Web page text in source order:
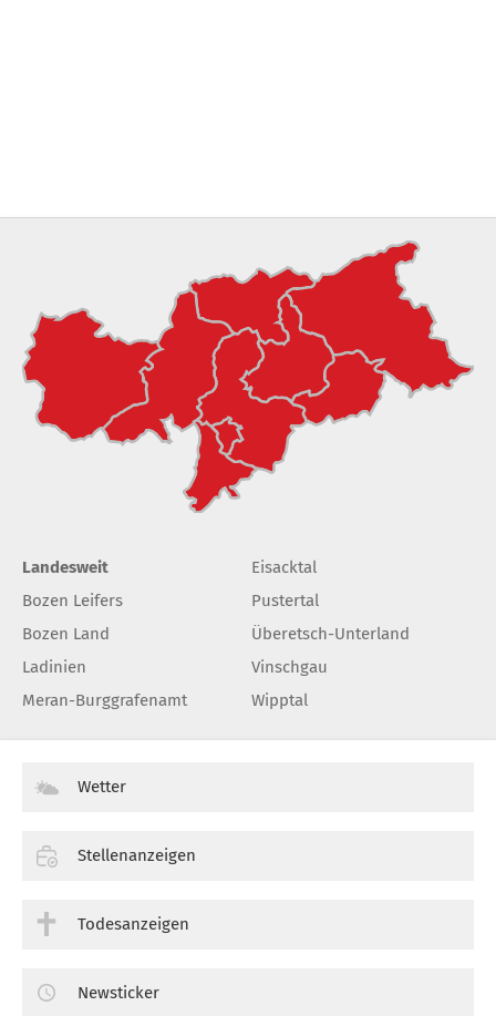
Landesweit
Bozen Leifers
Bozen Land
Ladinien
Meran-Burggrafenamt
Eisacktal
Pustertal
Überetsch-Unterland
Vinschgau
Wipptal
Wetter
Stellenanzeigen
Todesanzeigen
Newsticker